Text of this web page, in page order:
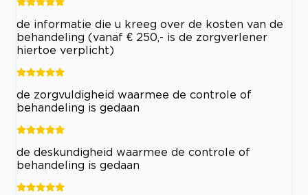
de informatie die u kreeg over de kosten van de
behandeling (vanaf € 250,- is de zorgverlener
hiertoe verplicht)
de zorgvuldigheid waarmee de controle of
behandeling is gedaan
de deskundigheid waarmee de controle of
behandeling is gedaan